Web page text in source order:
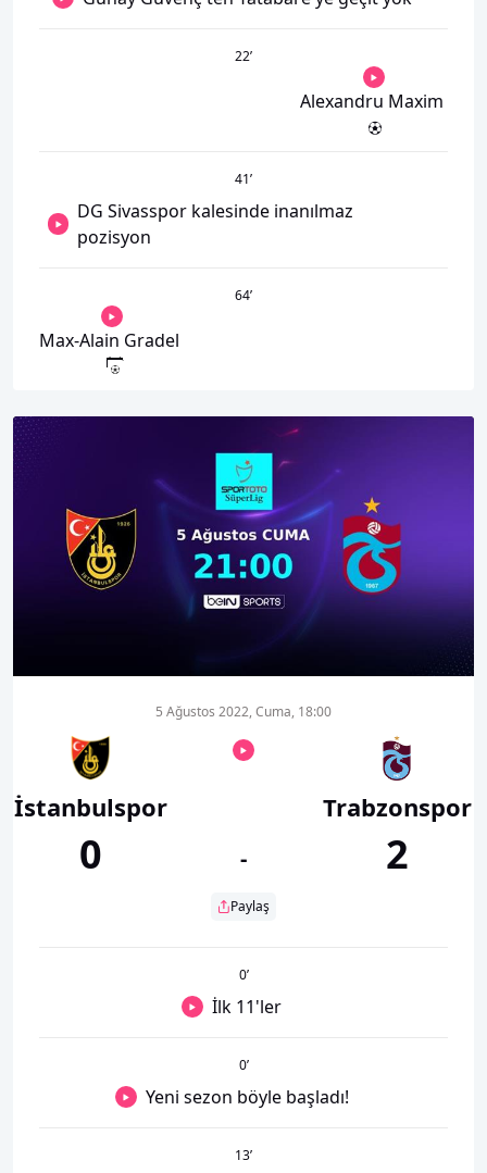
22’
Alexandru Maxim
41’
DG Sivasspor kalesinde inanılmaz
pozisyon
64’
Max-Alain Gradel
İstanbulspor
0
5 Ağustos 2022, Cuma, 18:00
-
Paylaş
Trabzonspor
2
0’
İlk 11'ler
0’
Yeni sezon böyle başladı!
13’